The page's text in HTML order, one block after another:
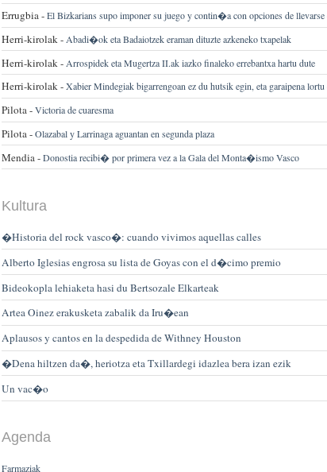
Errugbia -El Bizkarians supo imponer su juego y contin�a con opciones de
Herri-kirolak - Abadi�ok eta Badaiotzek eraman dituzte azkeneko txapelak
Herri-kirolak - Arrospidek eta Mugertza II.ak iazko finaleko errebantxa hartu dute
Herri-kirolak -Xabier Mindegiak bigarrengoan ez du hutsik egin, eta garaipena lortu
Pilota -Victoria de cuaresma
Pilota -Olazabal y Larrinaga aguantan en segunda plaza
Mendia -Donostia recibi� por primera vez a la Gala del Monta�ismo Vasco
Kultura
�Historia del rock vasco�: cuando vivimos aquellas calles
Alberto Iglesias engrosa su lista de Goyas con el d�cimo premio
Bideokopla lehiaketa hasi du Bertsozale Elkarteak
Artea Oinez erakusketa zabalik da Iru�ean
Aplausos y cantos en la despedida de Withney Houston
�Dena hiltzen da�, heriotza eta Txillardegi idazlea bera izan ezik
Un vac�o
Agenda
Farmaziak